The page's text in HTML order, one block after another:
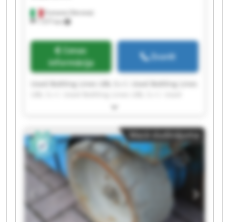
Fumane (Verona)
1 577 km
Cenas
informācija
Zvanīt
Used Bottling Lines UBL S.r.l. Used Bottling Lines
Bottling Lines UBL S.r.l. Used Bottling Lines UBL
Lines UBL S.r.l. Used Bottling Lines UBL S.r.l.
Used Bottling Lines UBL S.r.l. Used Bottling Lines
UBL S.r.l. Used Bottling Lines UBL S.r.l. Used
Bottling Lines UBL S.r.l. Used Bottling Lines UBL
S.r.l. Used Bottling Lines UBL S.r.l. Used Bottling
Lines UBL S.r.l. Used Bottling Lines UBL S.r.l.
Used Bottling Lines UBL S.r.l. Used Bottling Lines
UBL S.r.l. Used Bottling Lines UBL S.r.l. Used
Bottling Lines UBL S.r.l.
Mazā sludinājuma